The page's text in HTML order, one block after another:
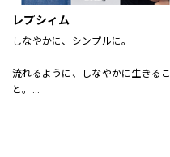
レプシィム
しなやかに、シンプルに。
流れるように、しなやかに生きるこ
と。